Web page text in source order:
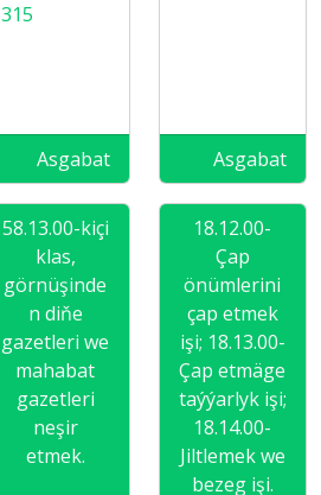
315
Asgabat Asgabat
58.13.00-kiçi
klas,
görnüşinde
n diňe
gazetleri we
mahabat
gazetleri
neşir
etmek.
18.12.00-
Çap
önümlerini
çap etmek
işi; 18.13.00-
Çap etmäge
taýýarlyk işi;
18.14.00-
Jiltlemek we
bezeg işi.